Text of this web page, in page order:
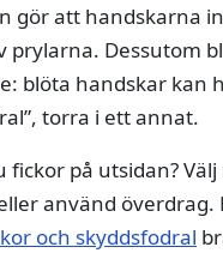
gör att handskarna
prylarna. Dessutom
blöta handskar kan
torra i ett annat.
fickor på utsidan?
använd överdrag.
och skyddsfodral